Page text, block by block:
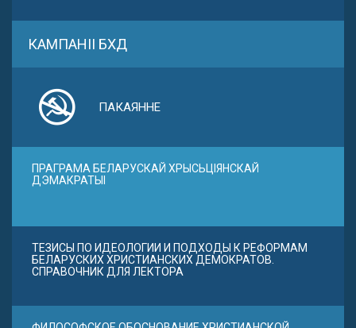
КАМПАНІІ БХД
ПАКАЯННЕ
ПРАГРАМА БЕЛАРУСКАЙ ХРЫСЬЦІЯНСКАЙ
ДЭМАКРАТЫІ
ТЕЗИСЫ ПО ИДЕОЛОГИИ И ПОДХОДЫ К РЕФОРМАМ
БЕЛАРУСКИХ ХРИСТИАНСКИХ ДЕМОКРАТОВ.
СПРАВОЧНИК ДЛЯ ЛЕКТОРА